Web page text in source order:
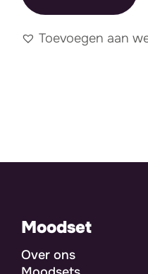
Toevoegen aan
Moodset
Over ons